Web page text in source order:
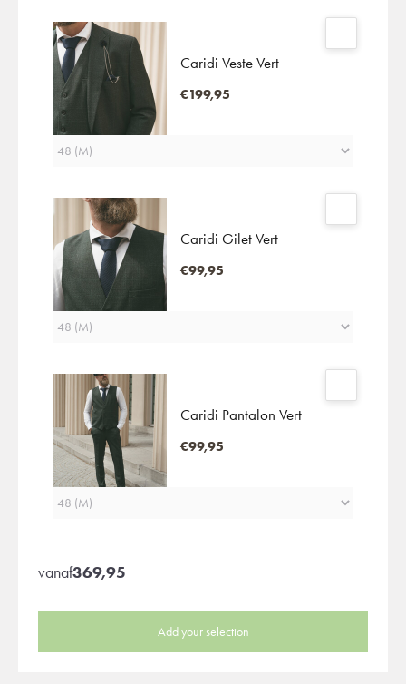
Caridi Veste Vert
€199,95
Caridi Gilet Vert
€99,95
Caridi Pantalon Vert
€99,95
vanaf369,95
Add your selection